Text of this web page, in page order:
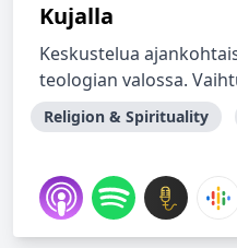
Kujalla
Keskustelua
teologian valossa.
Religion & Spirituality